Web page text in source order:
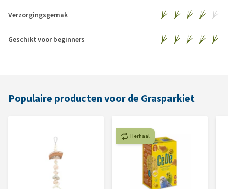
Verzorgingsgemak
Geschikt voor beginners
Populaire producten voor de Grasparkiet
Herhaal